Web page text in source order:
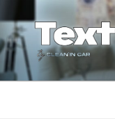
au
contenu
principal
TEX'TIL
Le nettoyage de